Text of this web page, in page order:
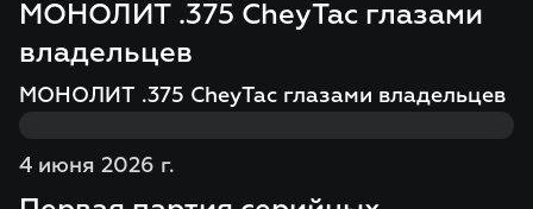
МОНОЛИТ .375 CheyTac глазами
владельцев
МОНОЛИТ .375 CheyTac глазами владельцев
4 июня 2026 г.